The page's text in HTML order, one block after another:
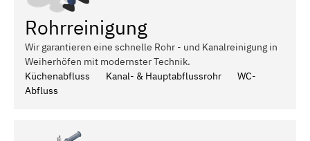
Rohrreinigung
Wir garantieren eine schnelle Rohr - und Kanalreinigung in
Weiherhöfen mit modernster Technik.
Küchenabfluss
Kanal- & Hauptabflussrohr
WC-
Abfluss